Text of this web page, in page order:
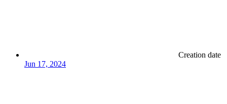
Creation date
Jun 17, 2024